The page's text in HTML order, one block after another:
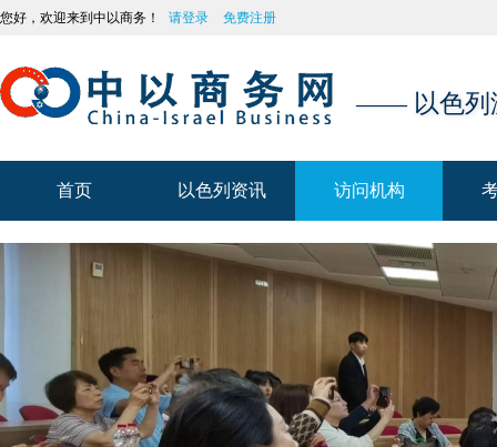
您好，欢迎来到中以商务！ 请登录 免费注册
—— 以色列
首页 以色列资讯
以色列资讯
访问机构
访问机构